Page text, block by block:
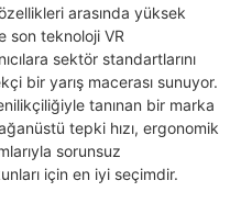
arasında yüksek
son teknoloji VR
sektör standartlarını
bir yarış macerası sunuyor.
tanınan bir marka
tepki hızı, ergonomik
sorunsuz
için en iyi seçimdir.